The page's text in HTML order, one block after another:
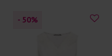
- 50%